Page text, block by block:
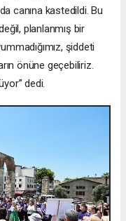
canına kastedildi. Bu
planlanmış bir
şiddeti
önüne geçebiliriz.
dedi.